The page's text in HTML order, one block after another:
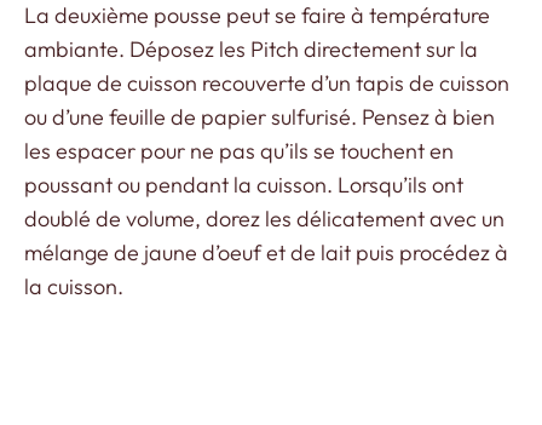
La deuxième pousse peut se faire à température
ambiante. Déposez les Pitch directement sur la
plaque de cuisson recouverte d’un tapis de cuisson
ou d’une feuille de papier sulfurisé. Pensez à bien
les espacer pour ne pas qu’ils se touchent en
poussant ou pendant la cuisson. Lorsqu’ils ont
doublé de volume, dorez les délicatement avec un
mélange de jaune d’oeuf et de lait puis procédez à
la cuisson.